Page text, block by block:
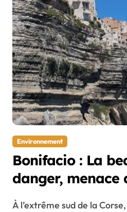
Environnement
Bonifacio : La
danger, menace
falaises
À l’extrême sud de la Corse, la citadelle de